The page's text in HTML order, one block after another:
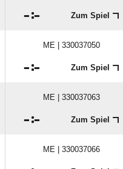
: Zum Spiel
ME | 330037050
: Zum Spiel
ME | 330037063
: Zum Spiel
ME | 330037066